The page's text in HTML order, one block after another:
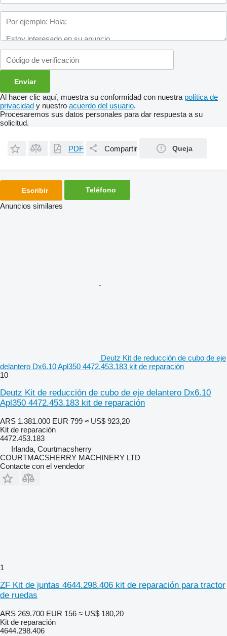
Al hacer clic aquí, muestra su conformidad con nuestra política de
privacidad y nuestro acuerdo del usuario.
Procesaremos sus datos personales para dar respuesta a su
solicitud.
PDF Compartir Queja
Escribir Teléfono
Anuncios similares
Deutz Kit de reducción de cubo de eje
delantero Dx6.10 Apl350 4472.453.183 kit de reparación
10
Deutz Kit de reducción de cubo de eje delantero Dx6.10
Apl350 4472.453.183 kit de reparación
ARS 1.381.000 EUR 799 ≈ US$ 923,20
Kit de reparación
4472.453.183
Irlanda, Courtmacsherry
COURTMACSHERRY MACHINERY LTD
Contacte con el vendedor
1
ZF Kit de juntas 4644.298.406 kit de reparación para tractor
de ruedas
ARS 269.700 EUR 156 ≈ US$ 180,20
Kit de reparación
4644.298.406